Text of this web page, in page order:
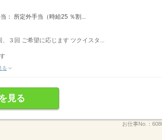
： 所定外手当（時給25 ％割...
３回 ご希望に応じます ツクイスタ...
る
見る
お仕事No.：